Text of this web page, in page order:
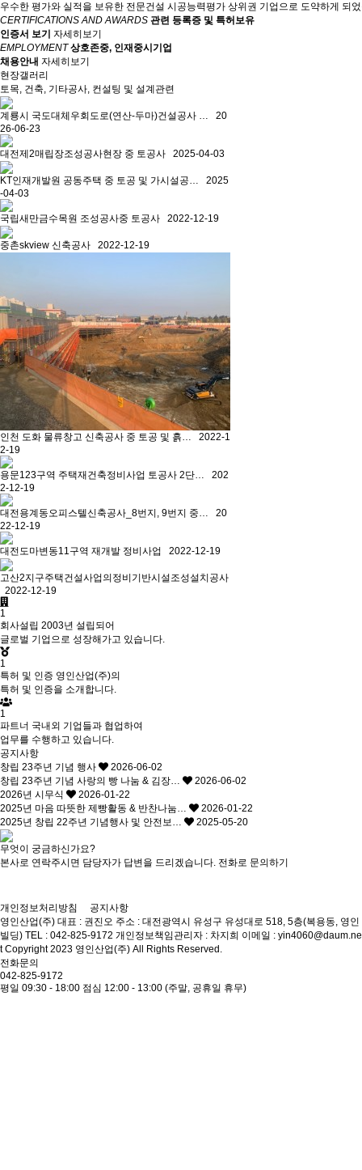
우수한 평가와 실적을 보유한 전문건설 시공능력평가 상위권 기업으로 도약하게 되
CERTIFICATIONS AND AWARDS 관련 등록증 및 특허보유
인증서 보기 자세히보기
EMPLOYMENT 상호존중, 인재중시기업
채용안내 자세히보기
현장갤러리
토목, 건축, 기타공사, 컨설팅 및 설계관련
계룡시 국도대체우회도로(연산-두마)건설공사 …
20
26-06-23
대전제2매립장조성공사현장 중 토공사 2025-04-03
KT인재개발원 공동주택 중 토공 및 가시설공…
2025
-04-03
국립새만금수목원 조성공사중 토공사 2022-12-19
중촌skview 신축공사 2022-12-19
인천 도화 물류창고 신축공사 중 토공 및 흙…
2022-1
2-19
용문123구역 주택재건축정비사업 토공사 2단…
202
2-12-19
대전용계동오피스텔신축공사_8번지, 9번지 중…
20
22-12-19
대전도마변동11구역 재개발 정비사업 2022-12-19
고산2지구주택건설사업의정비기반시설조성설치공사
2022-12-19
1
회사설립 2003년 설립되어
글로벌 기업으로 성장해가고 있습니다.
1
특허 및 인증 영인산업(주)의
특허 및 인증을 소개합니다.
1
파트너 국내외 기업들과 협업하여
업무를 수행하고 있습니다.
공지사항
창립 23주년 기념 행사
2026-06-02
창립 23주년 기념 사랑의 빵 나눔 & 김장…
2026-06-02
2026년 시무식
2026-01-22
2025년 마음 따뜻한 제빵활동 & 반찬나눔…
2026-01-22
2025년 창립 22주년 기념행사 및 안전보…
2025-05-20
무엇이 궁금하신가요?
본사로 연락주시면 담당자가 답변을 드리겠습니다. 전화로 문의하기
개인정보처리방침
공지사항
영인산업(주) 대표 : 권진오 주소 : 대전광역시 유성구 유성대로 518, 5층(복용동, 영인
빌딩) TEL : 042-825-9172 개인정보책임관리자 : 차지희 이메일 : yin4060@daum.ne
t Copyright 2023 영인산업(주) All Rights Reserved.
전화문의
042-825-9172
평일 09:30 - 18:00 점심 12:00 - 13:00 (주말, 공휴일 휴무)